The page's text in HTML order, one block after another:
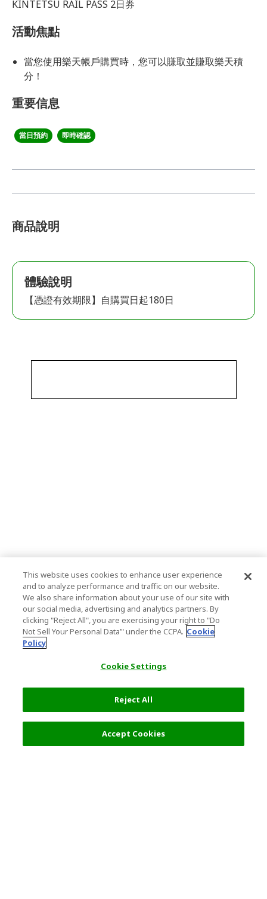
KINTETSU RAIL PASS 2日券
活動焦點
當您使用樂天帳戶購買時，您可以賺取並賺取樂天積
分！
重要信息
當日預約 即時確認
商品說明
體驗說明
【憑證有效期限】自購買日起180日
This website uses cookies to enhance user experience
and to analyze performance and traffic on our website.
We also share information about your use of our site with
our social media, advertising and analytics partners. By
clicking "Reject All", you are exercising your right to "Do
Not Sell Your Personal Data’" under the CCPA. Cookie
Policy
Cookie Settings
Reject All
Accept Cookies